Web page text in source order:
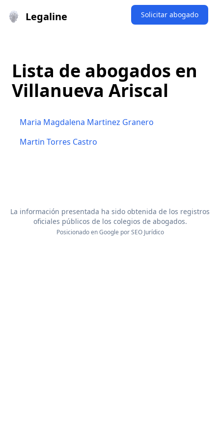
Legaline Solicitar abogado
Lista de abogados en
Villanueva Ariscal
Maria Magdalena Martinez Granero
Martin Torres Castro
La información presentada ha sido obtenida de los registros
oficiales públicos de los colegios de abogados.
Posicionado en Google porSEO Jurídico